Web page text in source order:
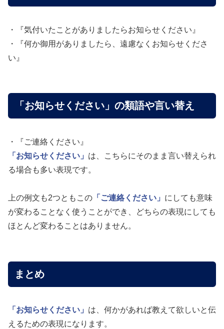
・『気付いたことがありましたらお知らせください』
・『何か御用がありましたら、遠慮なくお知らせくださ
い』
「お知らせください」の類語や言い替え
・『ご連絡ください』
「お知らせください」 は、こちらにそのまま言い替えられ
る場合も多い表現です。
上の例文も2つともこの 「ご連絡ください」 にしても意味
が変わることなく使うことができ、どちらの表現にしても
ほとんど変わることはありません。
まとめ
「お知らせください」 は、何かがあれば教えて欲しいと伝
えるための表現になります。